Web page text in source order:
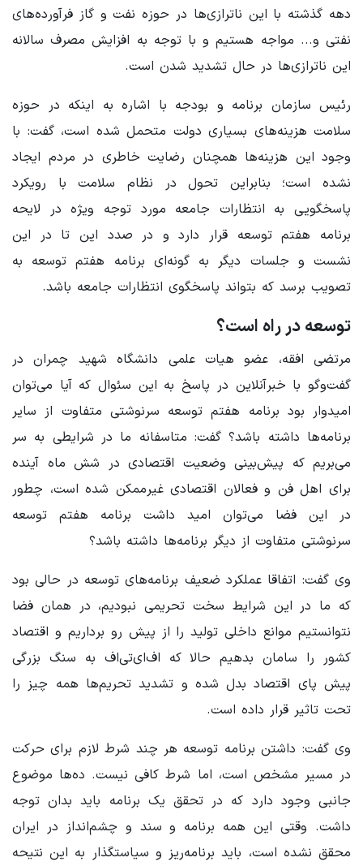
دهه گذشته با این ناترازی‌ها در حوزه نفت و گاز فرآورده‌های
نفتی و... مواجه هستیم و با توجه به افزایش مصرف سالانه
این ناترازی‌ها در حال تشدید شدن است.
رئیس سازمان برنامه و بودجه با اشاره به اینکه در حوزه
سلامت هزینه‌های بسیاری دولت متحمل شده است، گفت: با
وجود این هزینه‌ها همچنان رضایت خاطری در مردم ایجاد
نشده است؛ بنابراین تحول در نظام سلامت با رویکرد
پاسخگویی به انتظارات جامعه مورد توجه ویژه در لایحه
برنامه هفتم توسعه قرار دارد و در صدد این تا در این
نشست و جلسات دیگر به گونه‌ای برنامه هفتم توسعه به
تصویب برسد که بتواند پاسخگوی انتظارات جامعه باشد.
توسعه در راه است؟
مرتضی افقه، عضو هیات علمی دانشگاه شهید چمران در
گفت‌وگو با خبرآنلاین در پاسخ به این سئوال که آیا می‌توان
امیدوار بود برنامه هفتم توسعه سرنوشتی متفاوت از سایر
برنامه‌ها داشته باشد؟ گفت: متاسفانه ما در شرایطی به سر
می‌بریم که پیش‌بینی وضعیت اقتصادی در شش ماه آینده
برای اهل فن و فعالان اقتصادی غیرممکن شده است، چطور
در این فضا می‌توان امید داشت برنامه هفتم توسعه
سرنوشتی متفاوت از دیگر برنامه‌ها داشته باشد؟
وی گفت: اتفاقا عملکرد ضعیف برنامه‌های توسعه در حالی بود
که ما در این شرایط سخت تحریمی نبودیم، در همان فضا
نتوانستیم موانع داخلی تولید را از پیش رو برداریم و اقتصاد
کشور را سامان بدهیم حالا که اف‌ای‌تی‌اف به سنگ بزرگی
پیش پای اقتصاد بدل شده و تشدید تحریم‌ها همه چیز را
تحت تاثیر قرار داده است.
وی گفت: داشتن برنامه توسعه هر چند شرط لازم برای حرکت
در مسیر مشخص است، اما شرط کافی نیست. ده‌ها موضوع
جانبی وجود دارد که در تحقق یک برنامه باید بدان توجه
داشت. وقتی این همه برنامه و سند و چشم‌انداز در ایران
محقق نشده است، باید برنامه‌ریز و سیاستگذار به این نتیحه